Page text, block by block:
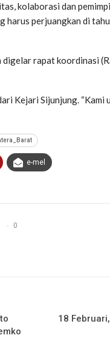
kolaborasi dan
perjuangkan di
rapat koordinasi
Kejari Sijunjung.
e-mel
0
18